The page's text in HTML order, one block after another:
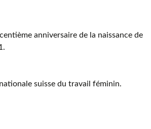
anniversaire de la naissance de
suisse du travail féminin.